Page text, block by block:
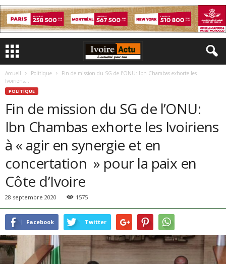
Accueil Politique
Fin de mission du SG de l’ONU: Ibn Chambas exhorte les
Ivoiriens...
POLITIQUE
Fin de mission du SG de l’ONU:
Ibn Chambas exhorte les Ivoiriens
à « agir en synergie et en
concertation » pour la paix en
Côte d’Ivoire
28 septembre 2020 1575
Facebook Twitter